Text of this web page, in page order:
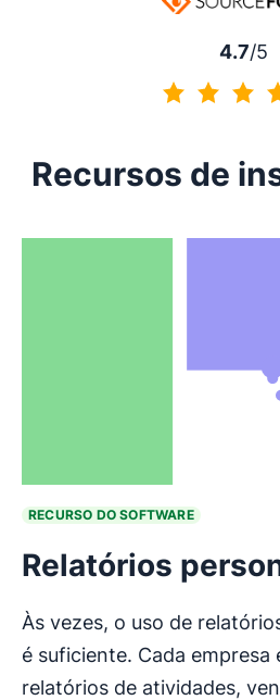
4.7/5
Recursos de
RECURSO DO SOFTWARE
Relatórios
Às vezes, o uso de
é suficiente. Cada empresa
relatórios de atividades,